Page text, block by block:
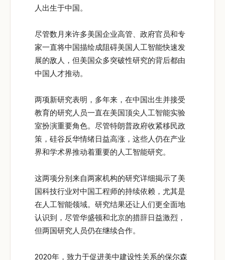
人出生于中国。
尽管数月来许多美国企业高管、政府官员和专
家一直将中国描绘成阻碍美国人工智能快速发
展的敌人，但美国众多突破性研究的背后都由
中国人才推动。
两项新研究表明，多年来，在中国出生并接受
教育的研究人员一直在美国顶尖人工智能实验
室扮演重要角色。尽管特朗普政府收紧移民政
策，硅谷反华情绪日益高涨，这些人仍在产业
界和学术界推动着重要的人工智能研究。
这两项分别来自两家机构的研究详细揭示了美
国科技行业对中国工程师的持续依赖，尤其是
在人工智能领域。研究结果还让人们更全面地
认识到，尽管华盛顿和北京的措辞日益激烈，
但两国研究人员仍在继续合作。
2020年，致力于促进美中建设性关系的保尔森